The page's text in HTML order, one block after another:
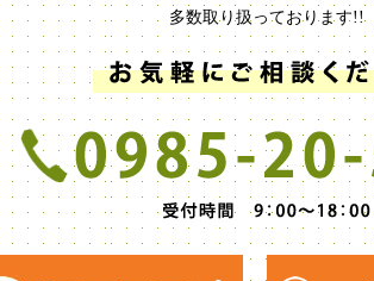
多数取り扱っております!!